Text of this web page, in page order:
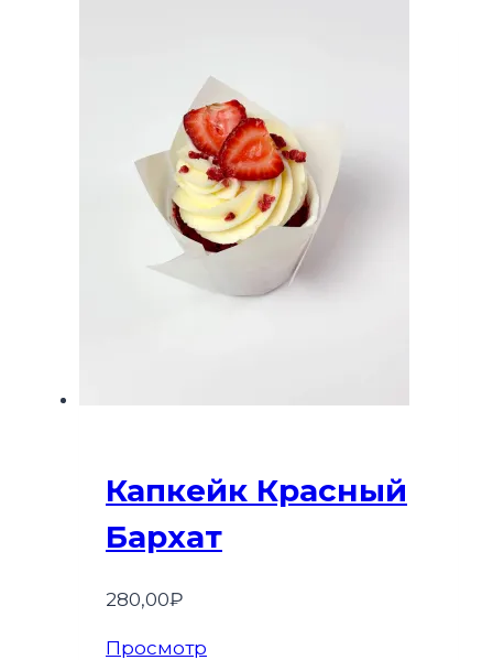
Капкейк Красный
Бархат
280,00₽
Просмотр